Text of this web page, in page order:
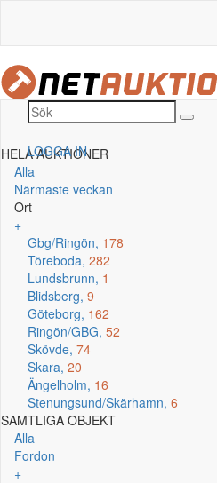
LOGGA IN
HELA AUKTIONER
Alla
Närmaste veckan
Ort
+
Gbg/Ringön, 178
Töreboda, 282
Lundsbrunn, 1
Blidsberg, 9
Göteborg, 162
Ringön/GBG, 52
Skövde, 74
Skara, 20
Ängelholm, 16
Stenungsund/Skärhamn, 6
SAMTLIGA OBJEKT
Alla
Fordon
+